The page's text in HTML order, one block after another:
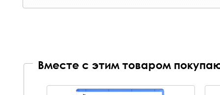
Вместе с этим товаром